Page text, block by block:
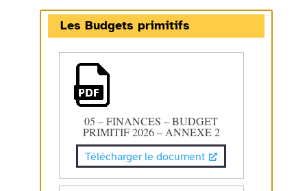
Les Budgets primitifs
05 – FINANCES – BUDGET
PRIMITIF 2026 – ANNEXE 2
Télécharger le document